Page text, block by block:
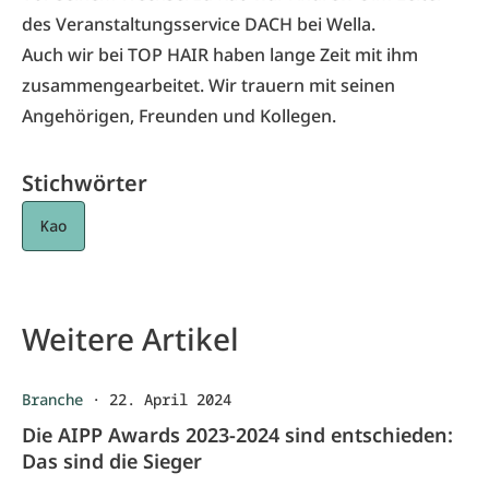
des Veranstaltungsservice DACH bei Wella.
Auch wir bei TOP HAIR haben lange Zeit mit ihm
zusammengearbeitet. Wir trauern mit seinen
Angehörigen, Freunden und Kollegen.
Stichwörter
Kao
Weitere Artikel
Branche · 22. April 2024
Die AIPP Awards 2023-2024 sind entschieden:
Das sind die Sieger